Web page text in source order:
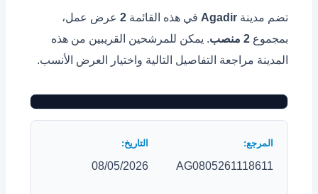
تضم مدينة Agadir في هذه القائمة 2 عرض عمل،
بمجموع 2 منصب
. يمكن للمرشحين القريبين من هذه
المدينة مراجعة التفاصيل التالية واختيار العرض الأنسب.
AG0805261118611
08/05/2026